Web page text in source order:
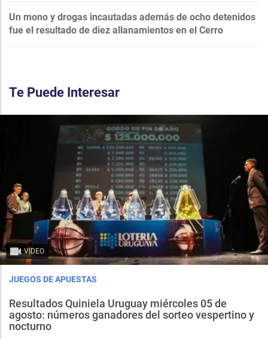
Un mono y drogas incautadas además de ocho detenidos
fue el resultado de diez allanamientos en el Cerro
Te Puede Interesar
VIDEO
JUEGOS DE APUESTAS
Resultados Quiniela Uruguay miércoles 05 de
agosto: números ganadores del sorteo vespertino y
nocturno